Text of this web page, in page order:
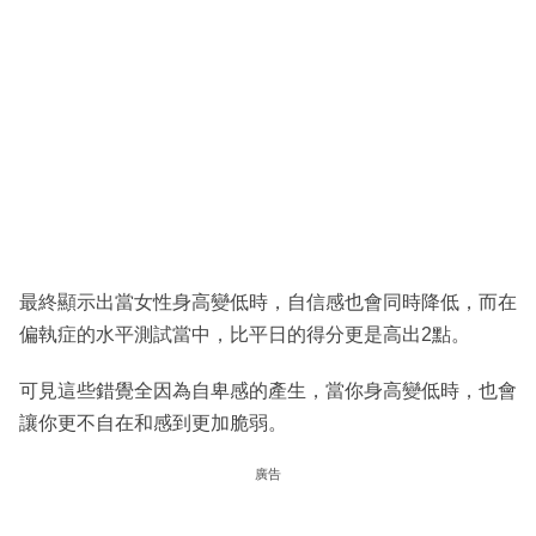
最終顯示出當女性身高變低時，自信感也會同時降低，而在
偏執症的水平測試當中，比平日的得分更是高出2點。
可見這些錯覺全因為自卑感的產生，當你身高變低時，也會
讓你更不自在和感到更加脆弱。
廣告